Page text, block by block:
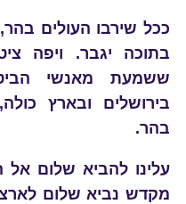
ככל שירבו העולים
בתוכה יגבר. ויפה
ששמעת מאנשי
בירושלים ובארץ
בהר.
עלינו להביא שלום אל
מקדש נביא שלום